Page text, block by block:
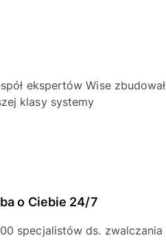
ekspertów Wise zbudował
klasy systemy
o Ciebie 24/7
specjalistów ds. zwalczania